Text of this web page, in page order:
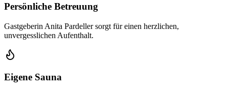
Persönliche Betreuung
Gastgeberin Anita Pardeller sorgt für einen herzlichen,
unvergesslichen Aufenthalt.
Eigene Sauna